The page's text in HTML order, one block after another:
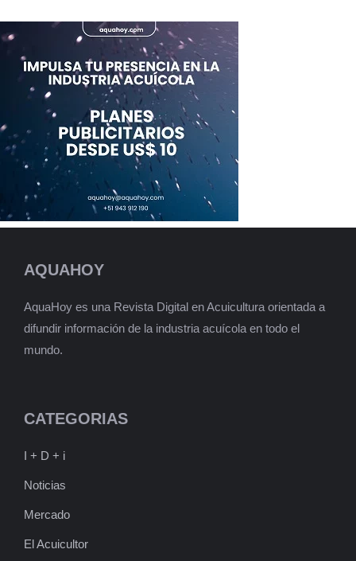
AQUAHOY
AquaHoy es una Revista Digital en Acuicultura orientada a
difundir información de la industria acuícola en todo el
mundo.
CATEGORIAS
I + D + i
Noticias
Mercado
El Acuicultor